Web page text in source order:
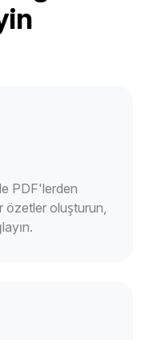
PDF'lerden
özetler oluşturun,